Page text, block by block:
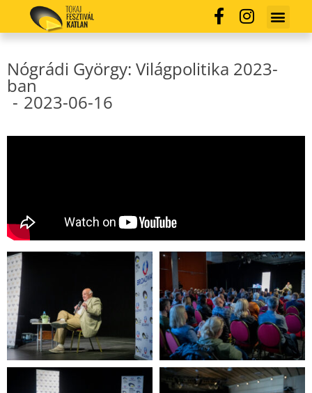
Nógrádi György: Világpolitika 2023-
ban
- 2023-06-16